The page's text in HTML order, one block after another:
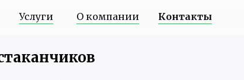
Услуги О компании Контакты